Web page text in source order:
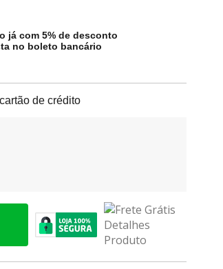
já com 5% de desconto
no boleto bancário
de crédito